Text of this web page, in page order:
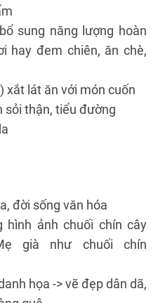
sung năng lượng hoàn
hay đem chiên, ăn chè,
xắt lát ăn với món cuốn
sỏi thận, tiểu đường
đời sống văn hóa
hình ảnh chuối chín cây
già như chuối chín
họa -> vẽ đẹp dân dã,